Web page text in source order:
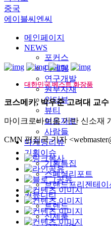
중국
에이블씨엔씨
메인페이지
NEWS
포커스
마케팅
연구개발
원부자재
인터뷰
뷰티
보도자료
사람들
마케팅리뷰
기획이슈
기획특집
스페셜리포트
브랜드프리젠테이
커뮤니티
트렌드
신제품
대한민국 베스트 화장품
코스메카, 박우준 고려대 교
마이크로바이옴 기반 신소재
CMN 편집국 기자